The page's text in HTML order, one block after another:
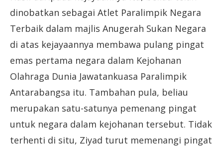
dinobatkan sebagai Atlet Paralimpik Negara
Terbaik dalam majlis Anugerah Sukan Negara
di atas kejayaannya membawa pulang pingat
emas pertama negara dalam Kejohanan
Olahraga Dunia Jawatankuasa Paralimpik
Antarabangsa itu. Tambahan pula, beliau
merupakan satu-satunya pemenang pingat
untuk negara dalam kejohanan tersebut. Tidak
terhenti di situ, Ziyad turut memenangi pingat